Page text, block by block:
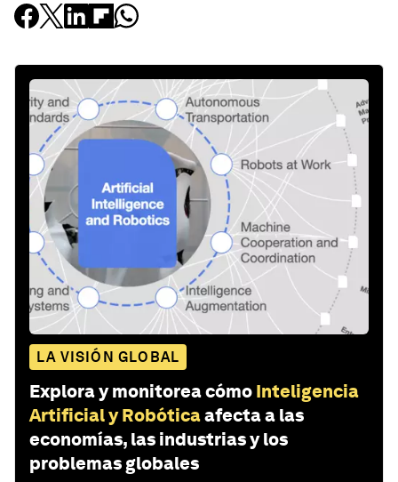
LA VISIÓN GLOBAL
Explora y monitorea cómo Inteligencia
Artificial y Robóticaafecta a las
economías, las industrias y los
problemas globales